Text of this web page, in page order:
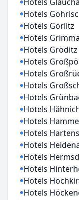
Hotels
Hotels Görlitz
Hotels Grimma
Hotels Gröditz
Hotels
Hotels
Hotels
Hotels
Hotels
Hotels
Hotels
Hotels
Hotels
Hotels
Hotels
Hotels